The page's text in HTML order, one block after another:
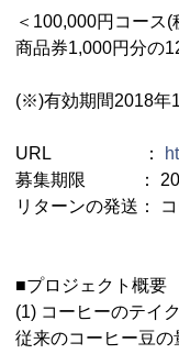
＜100,000円コース
商品券1,000円分の
(※)有効期間2018年
URL ：
募集期限 ：
リターンの発送：
■プロジェクト概要
(1) コーヒーのテイ
従来のコーヒー豆の